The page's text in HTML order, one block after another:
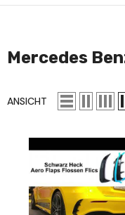
Mercedes
ANSICHT